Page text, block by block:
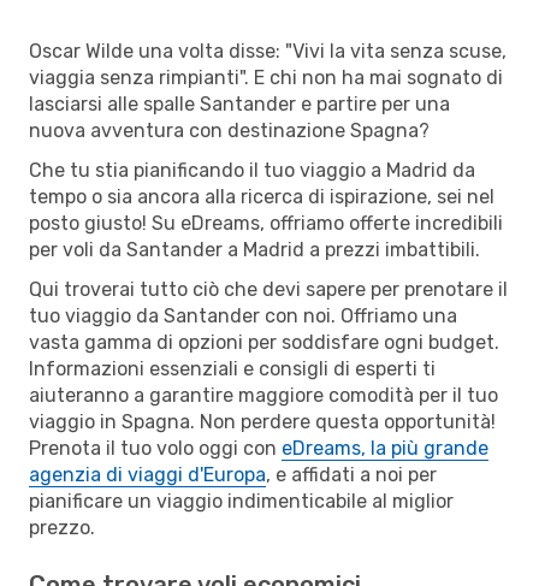
Oscar Wilde una volta disse: "Vivi la vita senza scuse,
viaggia senza rimpianti". E chi non ha mai sognato di
lasciarsi alle spalle Santander e partire per una
nuova avventura con destinazione Spagna?
Che tu stia pianificando il tuo viaggio a Madrid da
tempo o sia ancora alla ricerca di ispirazione, sei nel
posto giusto! Su eDreams, offriamo offerte incredibili
per voli da Santander a Madrid a prezzi imbattibili.
Qui troverai tutto ciò che devi sapere per prenotare il
tuo viaggio da Santander con noi. Offriamo una
vasta gamma di opzioni per soddisfare ogni budget.
Informazioni essenziali e consigli di esperti ti
aiuteranno a garantire maggiore comodità per il tuo
viaggio in Spagna. Non perdere questa opportunità!
Prenota il tuo volo oggi con eDreams, la più grande
agenzia di viaggi d'Europa, e affidati a noi per
pianificare un viaggio indimenticabile al miglior
prezzo.